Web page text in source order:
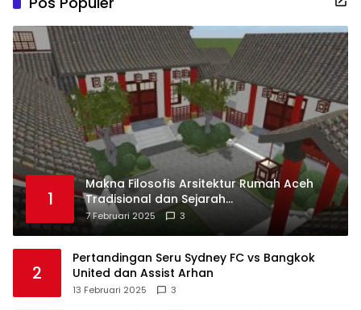
1
Makna Filosofis Arsitektur Rumah Aceh
Tradisional dan Sejarah
Perkembangannya
7 Februari 2025 3
2
Pertandingan Seru Sydney FC vs Bangkok
United dan Assist Arhan
13 Februari 2025 3